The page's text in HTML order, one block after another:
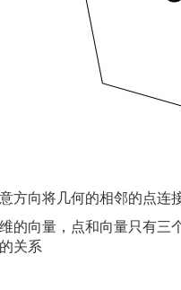
方向将几何的相邻的点连
的向量，点和向量只有三
关系